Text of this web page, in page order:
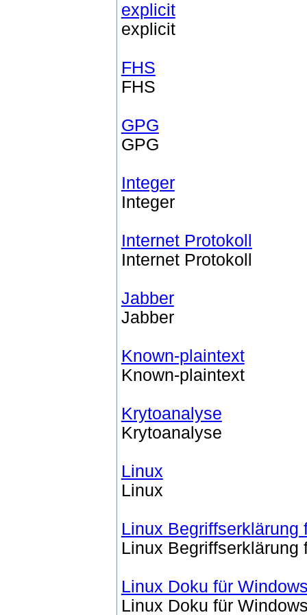
explicit
explicit
FHS
FHS
GPG
GPG
Integer
Integer
Internet Protokoll
Internet Protokoll
Jabber
Jabber
Known-plaintext
Known-plaintext
Krytoanalyse
Krytoanalyse
Linux
Linux
Linux Begriffserklärung
Linux Begriffserklärung
Linux Doku für
Linux Doku für